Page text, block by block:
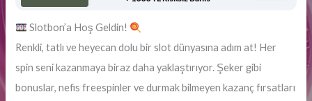
Slotbon’a Hoş Geldin!
Renkli, tatlı ve heyecan dolu bir slot dünyasına adım at! Her
spin seni kazanmaya biraz daha yaklaştırıyor. Şeker gibi
bonuslar, nefis freespinler ve durmak bilmeyen kazanç fırsatları